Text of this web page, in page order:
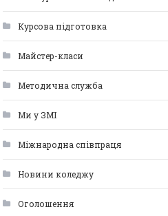
Курсова підготовка
Майстер-класи
Методична служба
Ми у ЗМІ
Міжнародна співпраця
Новини коледжу
Оголошення